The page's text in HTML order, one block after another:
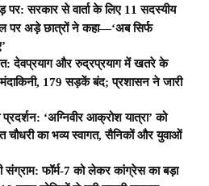
पर: सरकार से वार्ता के लिए 11 सदस्यीय
पर अड़े छात्रों ने कहा—‘अब सिर्फ
देवप्रयाग और रुद्रप्रयाग में खतरे के
179 सड़कें बंद; प्रशासन ने जारी
‘अग्निवीर आक्रोश यात्रा’ को
चौधरी का भव्य स्वागत, सैनिकों और युवाओं
संग्राम: फॉर्म-7 को लेकर कांग्रेस का बड़ा